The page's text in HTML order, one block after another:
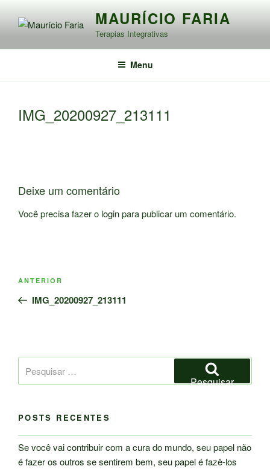
conteúdo
MAURÍCIO FARIA
Terapias Integrativas
Menu
IMG_20200927_213111
Deixe um comentário
Você precisa fazer o loginpara publicar um comentário.
Post
Post
anterior
ANTERIOR
IMG_20200927_213111
por:
Pesquisar
POSTS RECENTES
Se você vai contribuir com a cura do mundo, seu papel não
é fazer os outros se sentirem bem, seu papel é fazê-los